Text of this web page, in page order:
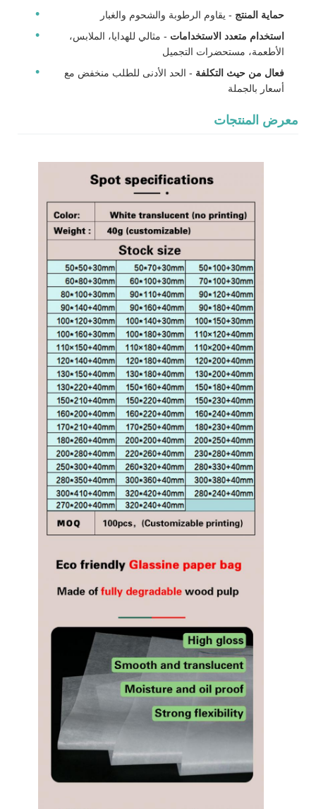
حماية المنتج - يقاوم الرطوبة والشحوم والغبار
استخدام متعدد الاستخدامات - مثالي للهدايا، الملابس،
الأطعمة، مستحضرات التجميل
فعال من حيث التكلفة - الحد الأدنى للطلب منخفض مع
أسعار بالجملة
معرض المنتجات